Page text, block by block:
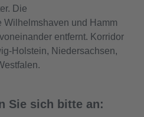
Die
Wilhelmshaven und Hamm
entfernt. Korridor
Holstein, Niedersachsen,
Sie sich bitte an: